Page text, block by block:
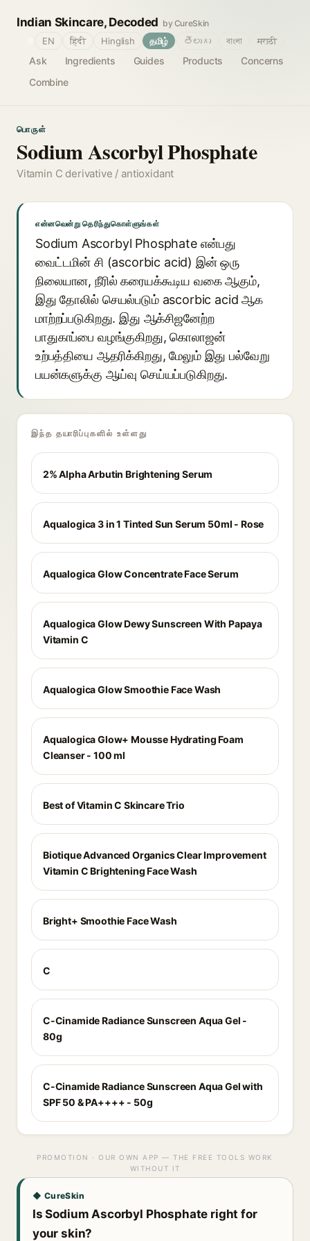
Indian Skincare, Decoded by CureSkin
Ask Ingredients Guides Products
Concerns
Combine
EN हिंदी Hinglish தமிழ் తెలుగు বাংলা मराठी
பொருள்
Sodium Ascorbyl Phosphate
Vitamin C derivative / antioxidant
என்னவென்று தெரிந்துகொள்ளுங்கள்
Sodium Ascorbyl Phosphate என்பது
வைட்டமின் சி (ascorbic acid) இன் ஒரு
நிலையான, நீரில் கரையக்கூடிய வகை ஆகும்,
இது தோலில் செயல்படும் ascorbic acid ஆக
மாற்றப்படுகிறது. இது ஆக்சிஜனேற்ற
பாதுகாப்பை வழங்குகிறது, கொலாஜன்
உற்பத்தியை ஆதரிக்கிறது, மேலும் இது பல்வேறு
பயன்களுக்கு ஆய்வு செய்யப்படுகிறது.
இந்த தயாரிப்புகளில் உள்ளது
2% Alpha Arbutin Brightening Serum
Aqualogica 3 in 1 Tinted Sun Serum 50ml - Rose
Aqualogica Glow Concentrate Face Serum
Aqualogica Glow Dewy Sunscreen With Papaya
Vitamin C
Aqualogica Glow Smoothie Face Wash
Aqualogica Glow+ Mousse Hydrating Foam
Cleanser - 100 ml
Best of Vitamin C Skincare Trio
Biotique Advanced Organics Clear Improvement
Vitamin C Brightening Face Wash
Bright+ Smoothie Face Wash
C
C-Cinamide Radiance Sunscreen Aqua Gel -
80g
C-Cinamide Radiance Sunscreen Aqua Gel with
SPF 50 & PA++++ - 50g
PROMOTION · OUR OWN APP — THE FREE TOOLS WORK
WITHOUT IT
◆ CureSkin
Is Sodium Ascorbyl Phosphate right for
your skin?